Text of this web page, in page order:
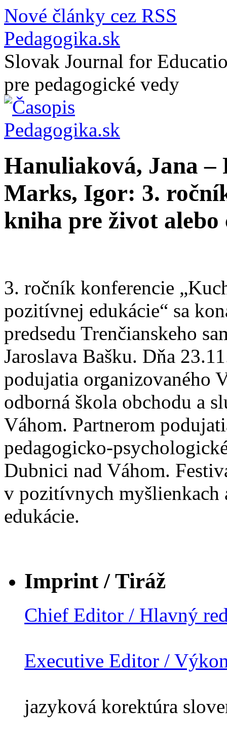
Nové články cez RSS
Pedagogika.sk
Slovak Journal for
pre pedagogické vedy
Hanuliaková, Jana –
Marks, Igor: 3.
kniha pre život alebo
3. ročník konferencie
pozitívnej edukácie“ sa
predsedu Trenčianskeho
Jaroslava Bašku. Dňa
podujatia organizovaného
odborná škola obchodu a
Váhom. Partnerom
pedagogicko-
Dubnici nad Váhom.
v pozitívnych myšlienkach
edukácie.
Imprint / Tiráž
Chief Editor / Hlavný
Executive Editor /
jazyková korektúra